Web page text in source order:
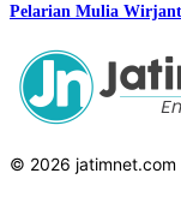
Pelarian Mulia
© 2026 jatimnet.com